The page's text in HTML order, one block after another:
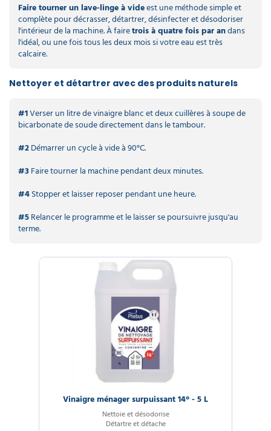
Faire tourner un lave-linge à videest une méthode simple et
complète pour décrasser, détartrer, désinfecter et désodoriser
l'intérieur de la machine. À fairetrois à quatre fois par andans
l'idéal, ou une fois tous les deux mois si votre eau est très
calcaire.
Nettoyer et détartrer avec des produits naturels
#1Verser un litre de vinaigre blanc et deux cuillères à soupe de
bicarbonate de soude directement dans le tambour.
#2Démarrer un cycle à vide à 90°C.
#3Faire tourner la machine pendant deux minutes.
#4Stopper et laisser reposer pendant une heure.
#5Relancer le programme et le laisser se poursuivre jusqu'au
terme.
Vinaigre ménager surpuissant 14° - 5 L
Nettoie et désodorise
Détartre et détache